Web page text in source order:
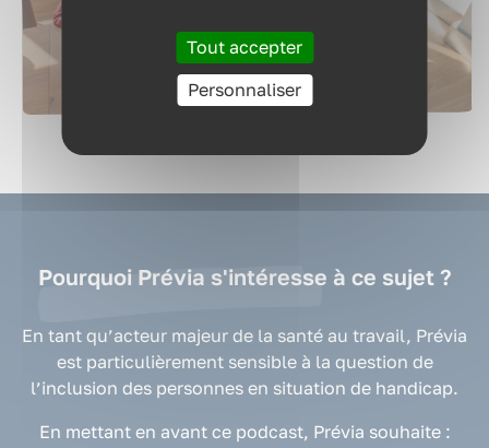
CONTACT
Pourquoi Prévia s'intéresse à ce sujet ?
En tant qu’acteur majeur de la santé au travail, Prévia
est particulièrement sensible à la question de
l’inclusion des personnes en situation de handicap.
En mettant en avant ce podcast, Prévia souhaite :
Tout accepter
Personnaliser